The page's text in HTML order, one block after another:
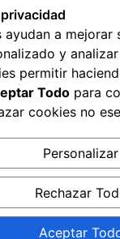
ayudan a mejorar
y
permitir
Todo para
cookies no
Personalizar
Rechazar
Aceptar